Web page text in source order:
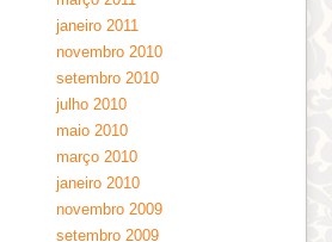
janeiro 2011
novembro 2010
setembro 2010
julho 2010
maio 2010
março 2010
janeiro 2010
novembro 2009
setembro 2009